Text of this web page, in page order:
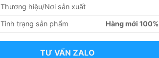
Thương hiệu/Nơi sản xuất
Tình trạng sản phẩm Hàng mới 100%
TƯ VẤN ZALO